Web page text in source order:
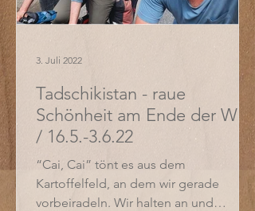
Tadschikistan - raue
Schönheit am Ende der Welt
/ 16.5.-3.6.22
“Cai, Cai” tönt es aus dem
Kartoffelfeld, an dem wir gerade
vorbeiradeln. Wir halten an und
3. Juli 2022